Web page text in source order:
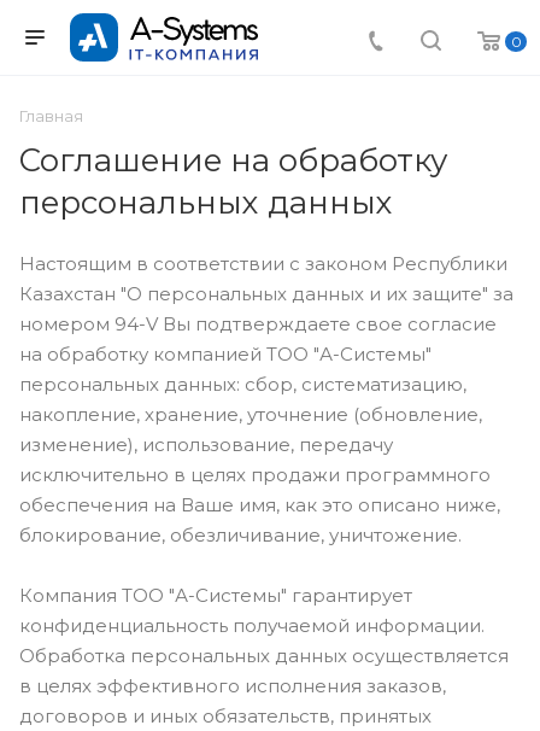
0
Главная
Соглашение на обработку
персональных данных
Настоящим в соответствии с законом Республики
Казахстан "О персональных данных и их защите" за
номером 94-V Вы подтверждаете свое согласие
на обработку компанией ТОО "А-Системы"
персональных данных: сбор, систематизацию,
накопление, хранение, уточнение (обновление,
изменение), использование, передачу
исключительно в целях продажи программного
обеспечения на Ваше имя, как это описано ниже,
блокирование, обезличивание, уничтожение.
Компания ТОО "А-Системы" гарантирует
конфиденциальность получаемой информации.
Обработка персональных данных осуществляется
в целях эффективного исполнения заказов,
договоров и иных обязательств, принятых